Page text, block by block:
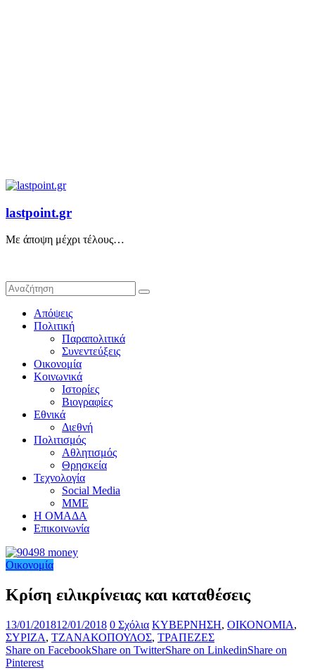
lastpoint.gr
Με άποψη μέχρι τέλους…
Απόψεις
Πολιτική
Παραπολιτικά
Συνεντεύξεις
Οικονομία
Κοινωνικά
Ιστορίες
Βιογραφίες
Εθνικά
Διεθνή
Πολιτισμός
Αθλητισμός
Θρησκεία
Τεχνολογία
Social Media
ΜΜΕ
Η ΟΜΑΔΑ
Επικοινωνία
Οικονομία
Κρίση ειλικρίνειας και καταθέσεις
13/01/201812/01/2018 0 Σχόλια ΚΥΒΕΡΝΗΣΗ, ΟΙΚΟΝΟΜΙΑ,
ΣΥΡΙΖΑ, ΤΖΑΝΑΚΟΠΟΥΛΟΣ, ΤΡΑΠΕΖΕΣ
Share on FacebookShare on TwitterShare on LinkedinShare on
Pinterest